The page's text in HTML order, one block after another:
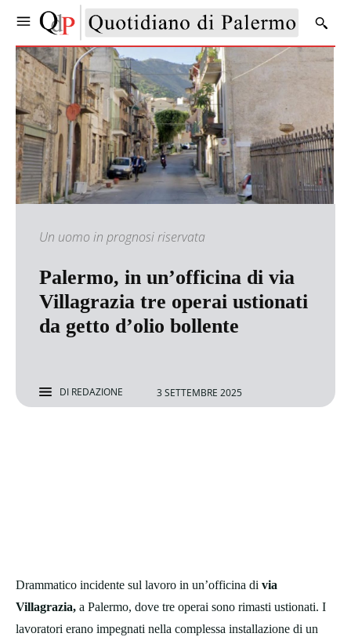
Un uomo in prognosi riservata
Palermo, in un’officina di via
Villagrazia tre operai ustionati
da getto d’olio bollente
DI REDAZIONE 3 SETTEMBRE 2025
Drammatico incidente sul lavoro in un’officina di via
Villagrazia, a Palermo, dove tre operai sono rimasti ustionati. I
lavoratori erano impegnati nella complessa installazione di un